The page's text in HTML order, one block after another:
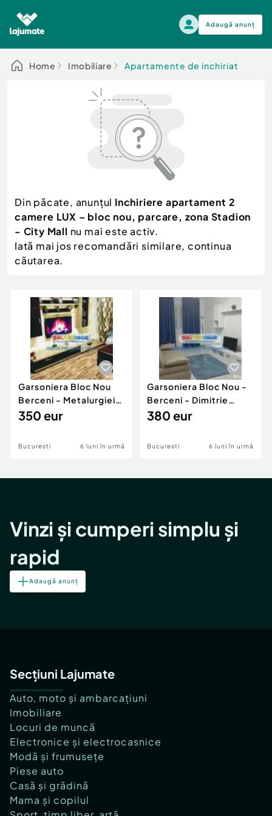
Adaugă anunț
Alege categoria
Auto, moto si ambarcatiuni
Electronice si electrocasnice
Mama si copilul
Moda si frumusete
Sport, timp liber, arta
Agro si Industrie
Animale de companie
Afaceri și echipamente profesionale
Inchiriere Bunuri si Vehicule
Auto, moto si ambarcatiuni
Scutere - ATV - UTV
Autoutilitare
Ambarcatiuni
Camioane - Rulote - Remorci
Motociclete
Piese auto si accesorii
Dacia Duster
Home Imobiliare Apartamente de inchiriat
Din păcate, anunțul Inchiriere apartament 2
camere LUX – bloc nou, parcare, zona Stadion
- City Mall nu mai este activ.
Iată mai jos recomandări similare, continua
căutarea.
Garsoniera Bloc Nou
Berceni - Metalurgiei
Park - Postalionul
350 eur
Bucuresti 6 luni în urmă
Garsoniera Bloc Nou -
Berceni - Dimitrie
Leonida
380 eur
Bucuresti 6 luni în urmă
Vinzi și cumperi simplu și
rapid
Adaugă anunț
Secțiuni Lajumate
Auto, moto și ambarcațiuni
Imobiliare
Locuri de muncă
Electronice și electrocasnice
Modă și frumusețe
Piese auto
Casă și grădină
Mama și copilul